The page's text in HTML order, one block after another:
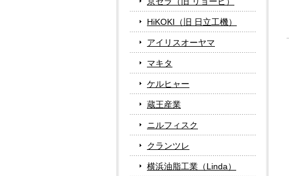
HiKOKI（旧 日立工機）
アイリスオーヤマ
マキタ
ケルヒャー
蔵王産業
ニルフィスク
クランツレ
横浜油脂工業（Linda）